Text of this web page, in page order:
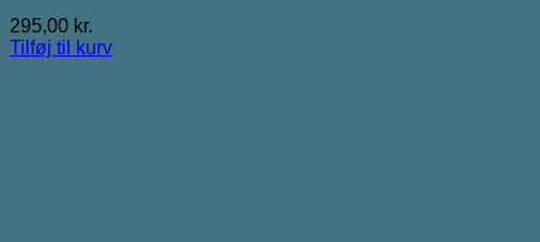
295,00 kr.
Tilføj til kurv